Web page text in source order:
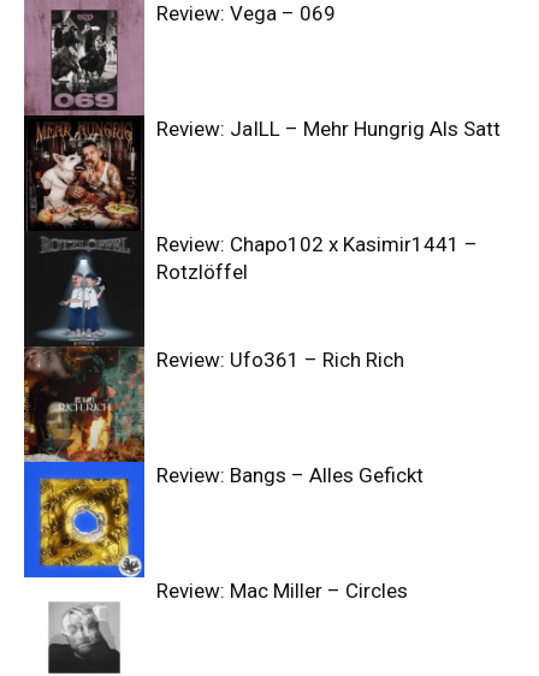
Review: Vega – 069
Review: JaILL – Mehr Hungrig Als Satt
Review: Chapo102 x Kasimir1441 –
Rotzlöffel
Review: Ufo361 – Rich Rich
Review: Bangs – Alles Gefickt
Review: Mac Miller – Circles